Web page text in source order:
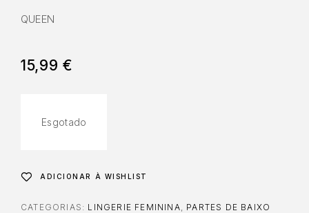
QUEEN
15,99 €
Esgotado
ADICIONAR À WISHLIST
CATEGORIAS: LINGERIE FEMININA PARTES DE BAIXO